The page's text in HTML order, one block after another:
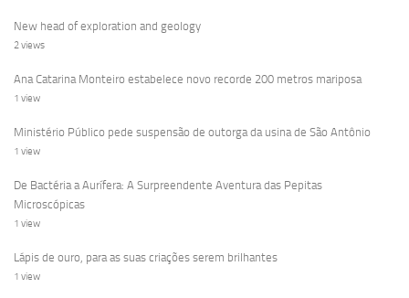
New head of exploration and geology
2 views
Ana Catarina Monteiro estabelece novo recorde 200 metros mariposa
1 view
Ministério Público pede suspensão de outorga da usina de São Antônio
1 view
De Bactéria a Aurífera: A Surpreendente Aventura das Pepitas
Microscópicas
1 view
Lápis de ouro, para as suas criações serem brilhantes
1 view